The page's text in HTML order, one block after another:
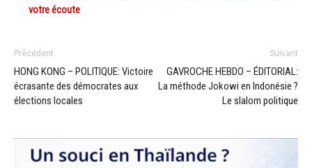
votre écoute
Précédent
HONG KONG – POLITIQUE: Victoire
écrasante des démocrates aux
élections locales
Suivant
GAVROCHE HEBDO – ÉDITORIAL:
La méthode Jokowi en Indonésie ?
Le slalom politique